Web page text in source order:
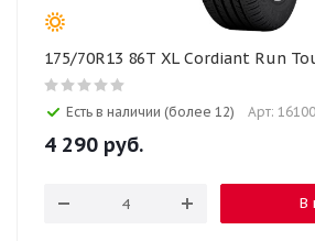
175/70R13 86T XL Cordiant Run
Есть в наличии (более 12) Арт:
4 290 руб.
В